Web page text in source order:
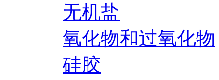
无机盐
氧化物和过氧化物
硅胶